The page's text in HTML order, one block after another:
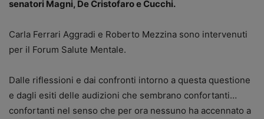
senatori Magni, De Cristofaro e Cucchi.
Carla Ferrari Aggradi e Roberto Mezzina sono intervenuti
per il Forum Salute Mentale.
Dalle riflessioni e dai confronti intorno a questa questione
e dagli esiti delle audizioni che sembrano confortanti…
confortanti nel senso che per ora nessuno ha accennato a